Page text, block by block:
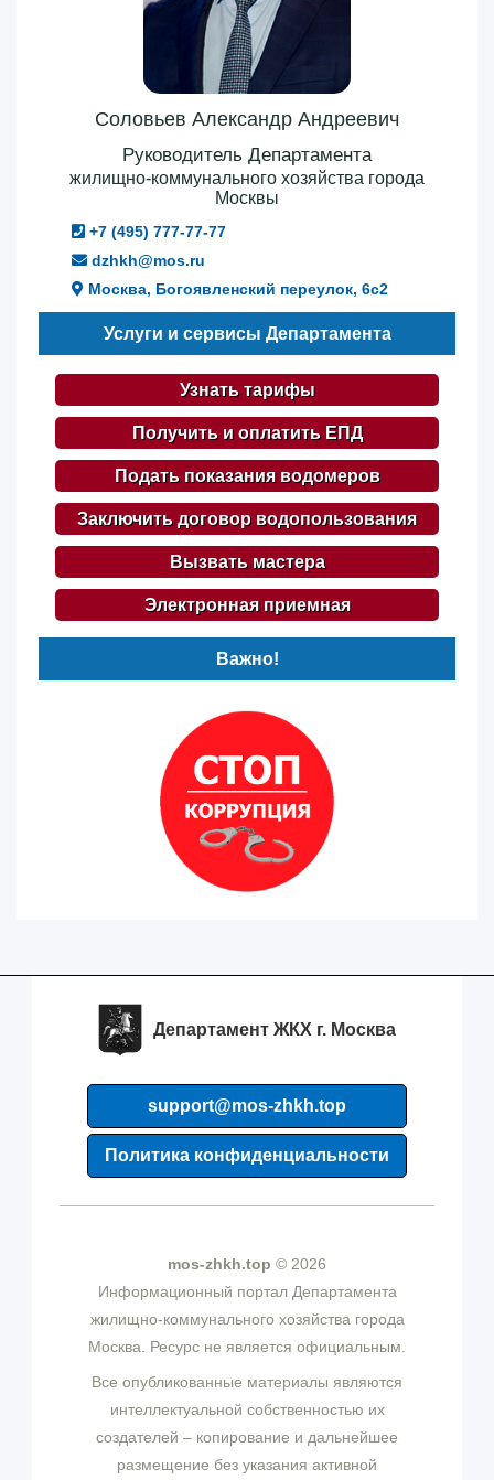
Соловьев Александр Андреевич
Руководитель Департамента
жилищно-коммунального хозяйства города
Москвы
+7 (495) 777-77-77
dzhkh@mos.ru
Москва, Богоявленский переулок, 6с2
Услуги и сервисы Департамента
Узнать тарифы
Получить и оплатить ЕПД
Подать показания водомеров
Заключить договор водопользования
Вызвать мастера
Электронная приемная
Важно!
Департамент ЖКХ г. Москва
support@mos-zhkh.top
Политика конфиденциальности
mos-zhkh.top © 2026
Информационный портал Департамента
жилищно-коммунального хозяйства города
Москва. Ресурс не является официальным.
Все опубликованные материалы являются
интеллектуальной собственностью их
создателей – копирование и дальнейшее
размещение без указания активной